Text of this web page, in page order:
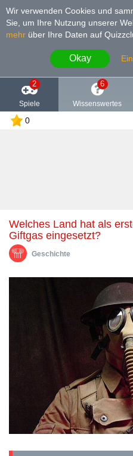
Wir verwenden Cookies und
Sie, um Ihre Nutzung unserer
mehr über Ihre Daten auf
Okay
2
Spiele
6
Wissenswertes
0
Welches Land hat als erstes im ersten Weltkrieg
Giftgas eingesetzt?
Geschichte